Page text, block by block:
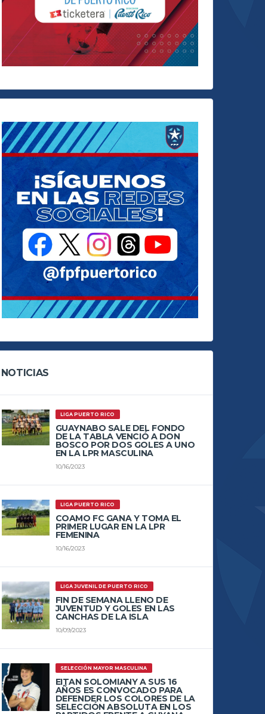
NOTICIAS
LIGA PUERTO RICO
GUAYNABO SALE DEL FONDO
DE LA TABLA VENCIÓ A DON
BOSCO POR DOS GOLES A UNO
EN LA LPR MASCULINA
10/16/2023
LIGA PUERTO RICO
COAMO FC GANA Y TOMA EL
PRIMER LUGAR EN LA LPR
FEMENINA
10/16/2023
LIGA JUVENIL DE PUERTO RICO
FIN DE SEMANA LLENO DE
JUVENTUD Y GOLES EN LAS
CANCHAS DE LA ISLA
10/09/2023
SELECCIÓN MAYOR MASCULINA
EITAN SOLOMIANY A SUS 16
AÑOS ES CONVOCADO PARA
DEFENDER LOS COLORES DE LA
SELECCIÓN ABSOLUTA EN LOS